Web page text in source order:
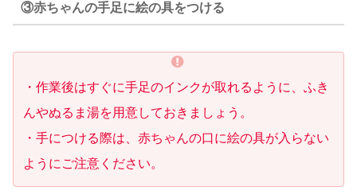
③赤ちゃんの手足に絵の具をつける
・作業後はすぐに手足のインクが取れるように、ふき
んやぬるま湯を用意しておきましょう。
・手につける際は、赤ちゃんの口に絵の具が入らない
ようにご注意ください。